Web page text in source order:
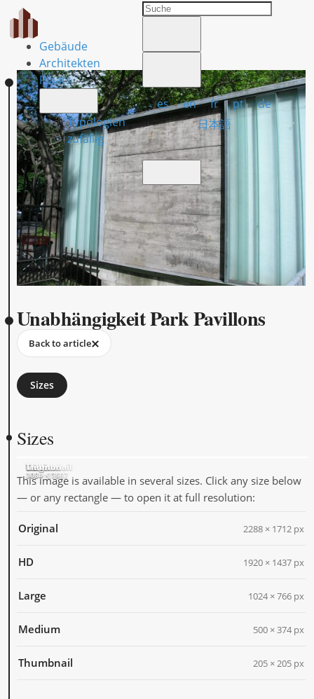
Gebäude
Architekten
Plaats
Typologien
zufällig
es en fr pt
de
日本語
Unabhängigkeit Park Pavillons
Back to article
Sizes
Sizes
Original
2288 × 1712
HD
1920 × 1437
Large
1024 × 766
Medium
500 × 374
Thumbnail
205 × 205
This image is available in several sizes. Click any size below
— or any rectangle — to open it at full resolution:
Original 2288 × 1712 px
HD 1920 × 1437 px
Large 1024 × 766 px
Medium 500 × 374 px
Thumbnail 205 × 205 px